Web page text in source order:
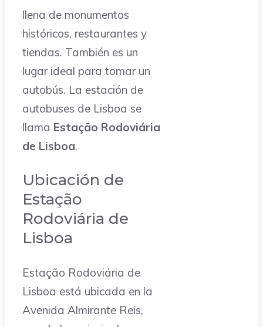
llena de monumentos
históricos, restaurantes y
tiendas. También es un
lugar ideal para tomar un
autobús. La estación de
autobuses de Lisboa se
llama Estação Rodoviária
de Lisboa.
Ubicación de
Estação
Rodoviária de
Lisboa
Estação Rodoviária de
Lisboa está ubicada en la
Avenida Almirante Reis,